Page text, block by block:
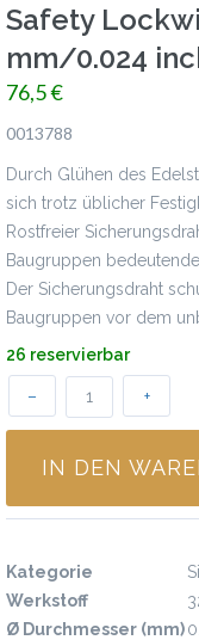
Safety
mm/0.024
76,5 €
0013788
Durch Glühen des
sich trotz üblicher
Rostfreier
Baugruppen
Der Sicherungsdraht
Baugruppen vor dem
26 reservierbar
– +
IN DEN
Kategorie
Werkstoff
Ø Durchmesser (mm)